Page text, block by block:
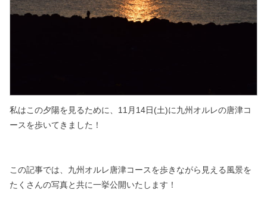
私はこの夕陽を見るために、 11月14日(土)に九州オルレの唐津コ
ースを歩いてきました！
この記事では、九州オルレ唐津コースを歩きながら 見える風景を
たくさんの写真と共に一挙公開いたします！